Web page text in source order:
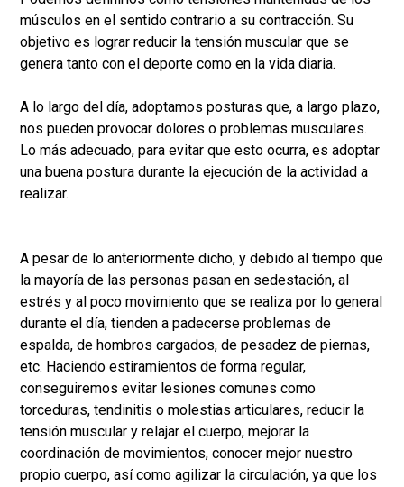
músculos en el sentido contrario a su contracción. Su
objetivo es lograr reducir la tensión muscular que se
genera tanto con el deporte como en la vida diaria.
A lo largo del día, adoptamos posturas que, a largo plazo,
nos pueden provocar dolores o problemas musculares.
Lo más adecuado, para evitar que esto ocurra, es adoptar
una buena postura durante la ejecución de la actividad a
realizar.
A pesar de lo anteriormente dicho, y debido al tiempo que
la mayoría de las personas pasan en sedestación, al
estrés y al poco movimiento que se realiza por lo general
durante el día, tienden a padecerse problemas de
espalda, de hombros cargados, de pesadez de piernas,
etc. Haciendo estiramientos de forma regular,
conseguiremos evitar lesiones comunes como
torceduras, tendinitis o molestias articulares, reducir la
tensión muscular y relajar el cuerpo, mejorar la
coordinación de movimientos, conocer mejor nuestro
propio cuerpo, así como agilizar la circulación, ya que los